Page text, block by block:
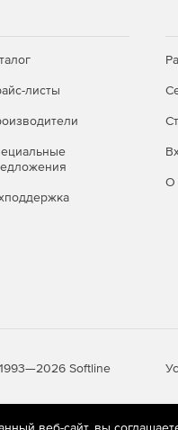
листы
О
Softline